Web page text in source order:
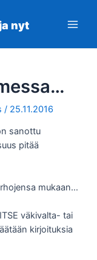
nyt
/ 25.11.2016
sanottu
pitää
mukaan…
väkivalta- tai
kirjoituksia